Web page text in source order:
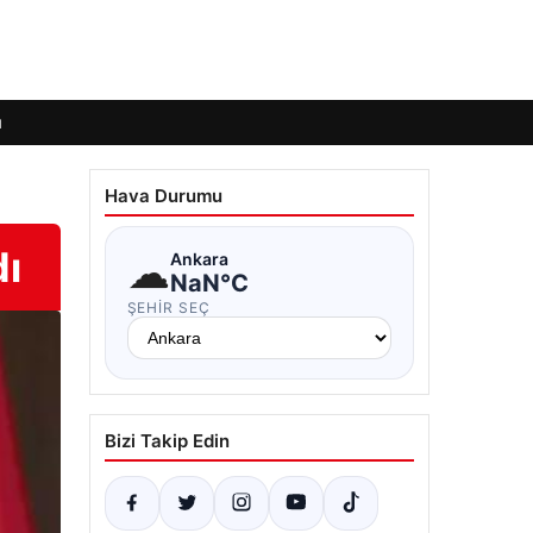
Hava Durumu
☁Ankara
NaN°C
ŞEHIR SEÇ
Bizi Takip Edin